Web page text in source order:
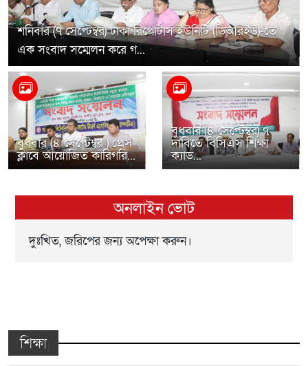
শনিবার (৭ সেপ্টেম্বর) ঢাকা রিপোর্টার্স ইউনিটি (ডিআরইউ)-তে
এক সংবাদ সম্মেলন করে গ...
বুধবার (৪ সেপ্টেম্বর ) প্রেস
ক্লাবে আয়োজিত কারিগরি...
বুধবার (৪ সেপ্টেম্বর) ৭
দাবিতে বিসিএস শিক্ষা
ক্যাড...
অনলাইন ভোট
দুঃখিত, জরিপের জন্য অপেক্ষা করুন।
শিক্ষা